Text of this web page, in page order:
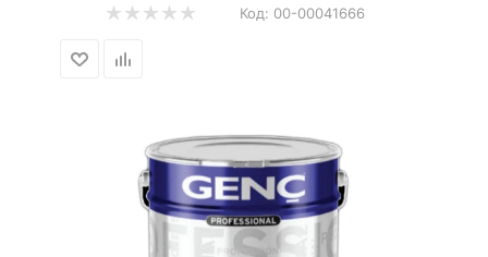
Код: 00-00041666